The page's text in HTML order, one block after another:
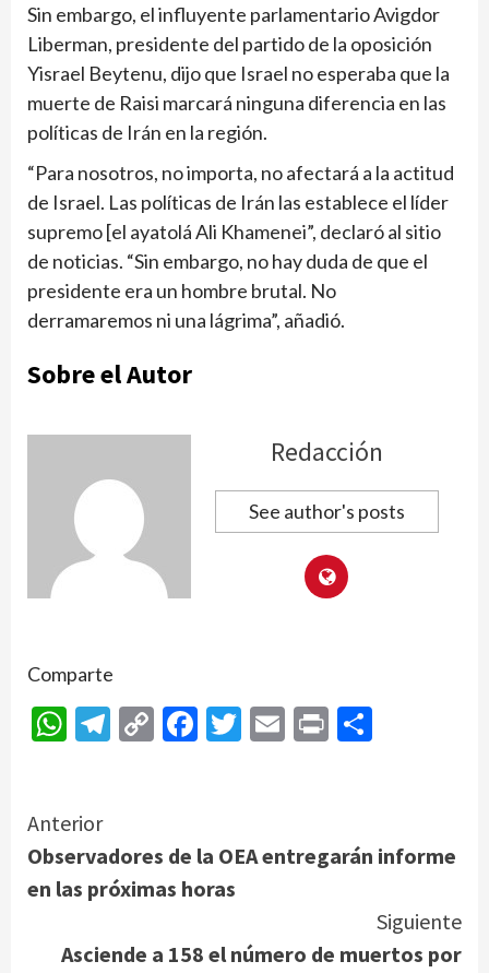
Sin embargo, el influyente parlamentario Avigdor
Liberman, presidente del partido de la oposición
Yisrael Beytenu, dijo que Israel no esperaba que la
muerte de Raisi marcará ninguna diferencia en las
políticas de Irán en la región.
“Para nosotros, no importa, no afectará a la actitud
de Israel. Las políticas de Irán las establece el líder
supremo [el ayatolá Ali Khamenei”, declaró al sitio
de noticias. “Sin embargo, no hay duda de que el
presidente era un hombre brutal. No
derramaremos ni una lágrima”, añadió.
Sobre el Autor
Redacción
See author's posts
Comparte
WhatsApp
Telegram
CopyFacebook
Twitter
Email
Print
Continue
Reading
Anterior
Observadores de la OEA entregarán informe
en las próximas horas
Siguiente
Asciende a 158 el número de muertos por